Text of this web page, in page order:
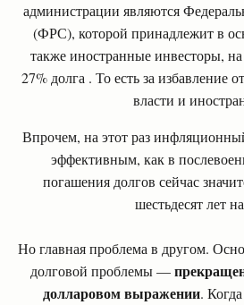
администрации являются
(ФРС), которой принадлежит в
также иностранные инвесторы,
27% долга . То есть за избавление
власти и
Впрочем, на этот раз
эффективным, как в
погашения долгов сейчас
шестьдесят лет
Но главная проблема в другом.
долговой проблемы —
долларовом выражении.